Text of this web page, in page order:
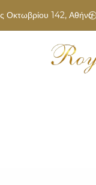
Οκτωβρίου 142, Αθήνα